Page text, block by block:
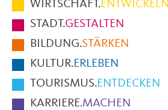
Fußbereich
der
Seite
WIRTSCHAFT.ENTWICKELN
STADT.GESTALTEN
BILDUNG.STÄRKEN
KULTUR.ERLEBEN
TOURISMUS.ENTDECKEN
KARRIERE.MACHEN